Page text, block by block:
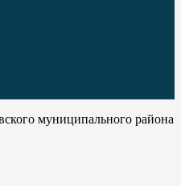
муниципального района